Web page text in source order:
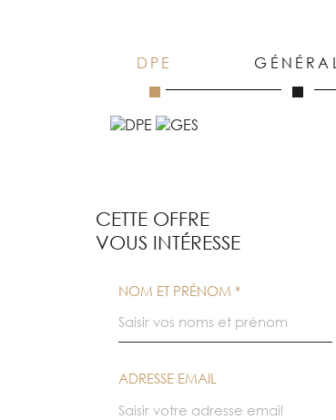
DPE GÉNÉRAL
CETTE OFFRE
VOUS INTÉRESSE
NOM ET PRÉNOM *
ADRESSE EMAIL